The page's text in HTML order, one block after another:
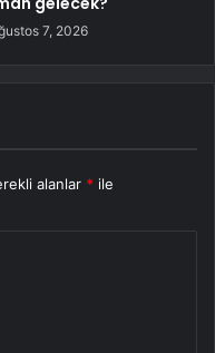
7, 2026
alanlar * ile